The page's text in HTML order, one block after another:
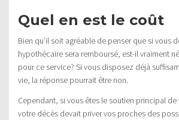
Quel en est le coût
Bien qu’il soit agréable de penser que si vous
hypothécaire sera remboursé, est-il vraiment
pour ce service? Si vous disposez déjà
vie, la réponse pourrait être non.
Cependant, si vous êtes le soutien principal
votre décès devait priver vos proches des